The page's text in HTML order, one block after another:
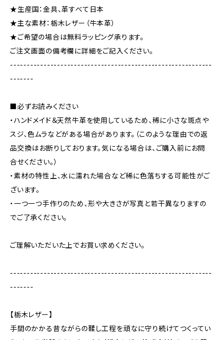
★生産国：金具、革すべて日本
★主な素材：栃木レザー（牛本革）
★ご希望の場合は無料ラッピング承ります。
ご注文画面の備考欄に詳細をご記入ください。
------------------------------------------------------------
-------
■必ずお読みください
・ハンドメイド＆天然牛革を使用しているため、稀に小さな斑点や
スジ、色ムラなどがある場合があります。（このような理由での返
品交換はお断りしております。気になる場合は、ご購入前にお問
合せください。）
・素材の特性上、水に濡れた場合など稀に色落ちする可能性がご
ざいます。
・一つ一つ手作りのため、形や大きさが写真と若干異なりますの
でご了承ください。
ご理解いただいた上でお買い求めください。
------------------------------------------------------------
-------
【栃木レザー】
手間のかかる昔ながらの鞣し工程を頑なに守り続けてつくってい